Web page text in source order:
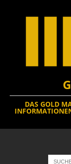
DAS GOLD